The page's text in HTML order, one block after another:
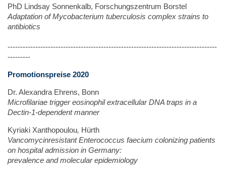
PhD Lindsay Sonnenkalb, Forschungszentrum Borstel
Adaptation of Mycobacterium tuberculosis complex strains to
antibiotics
-----------------------------------------------------------------------------------
---------
Promotionspreise 2020
Dr. Alexandra Ehrens, Bonn
Microfilariae trigger eosinophil extracellular DNA traps in a
Dectin-1-dependent manner
Kyriaki Xanthopoulou, Hürth
Vancomycinresistant Enterococcus faecium colonizing patients
on hospital admission in Germany:
prevalence and molecular epidemiology